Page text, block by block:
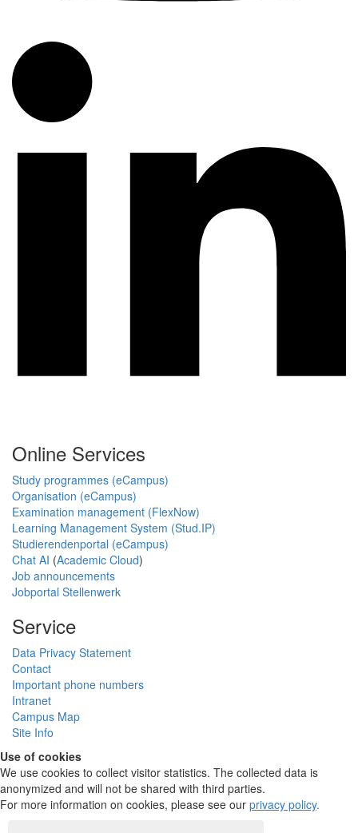
Online Services
Study programmes (eCampus)
Organisation (eCampus)
Examination management (FlexNow)
Learning Management System (Stud.IP)
Studierendenportal (eCampus)
Chat AI (Academic Cloud)
Job announcements
Jobportal Stellenwerk
Service
Data Privacy Statement
Contact
Important phone numbers
Intranet
Campus Map
Site Info
Use of cookies
We use cookies to collect visitor statistics. The collected data is
anonymized and will not be shared with third parties.
For more information on cookies, please see our privacy policy.